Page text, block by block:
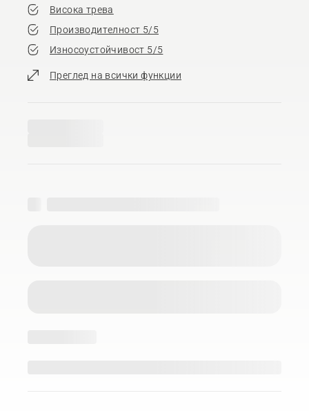
Висока трева
Производителност 5/5
Износоустойчивост 5/5
Преглед на всички функции